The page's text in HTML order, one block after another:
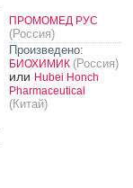
ПРОМОМЕД РУС
(Россия)
Произведено:
БИОХИМИК (Россия)
или Hubei Honch
Pharmaceutical
(Китай)